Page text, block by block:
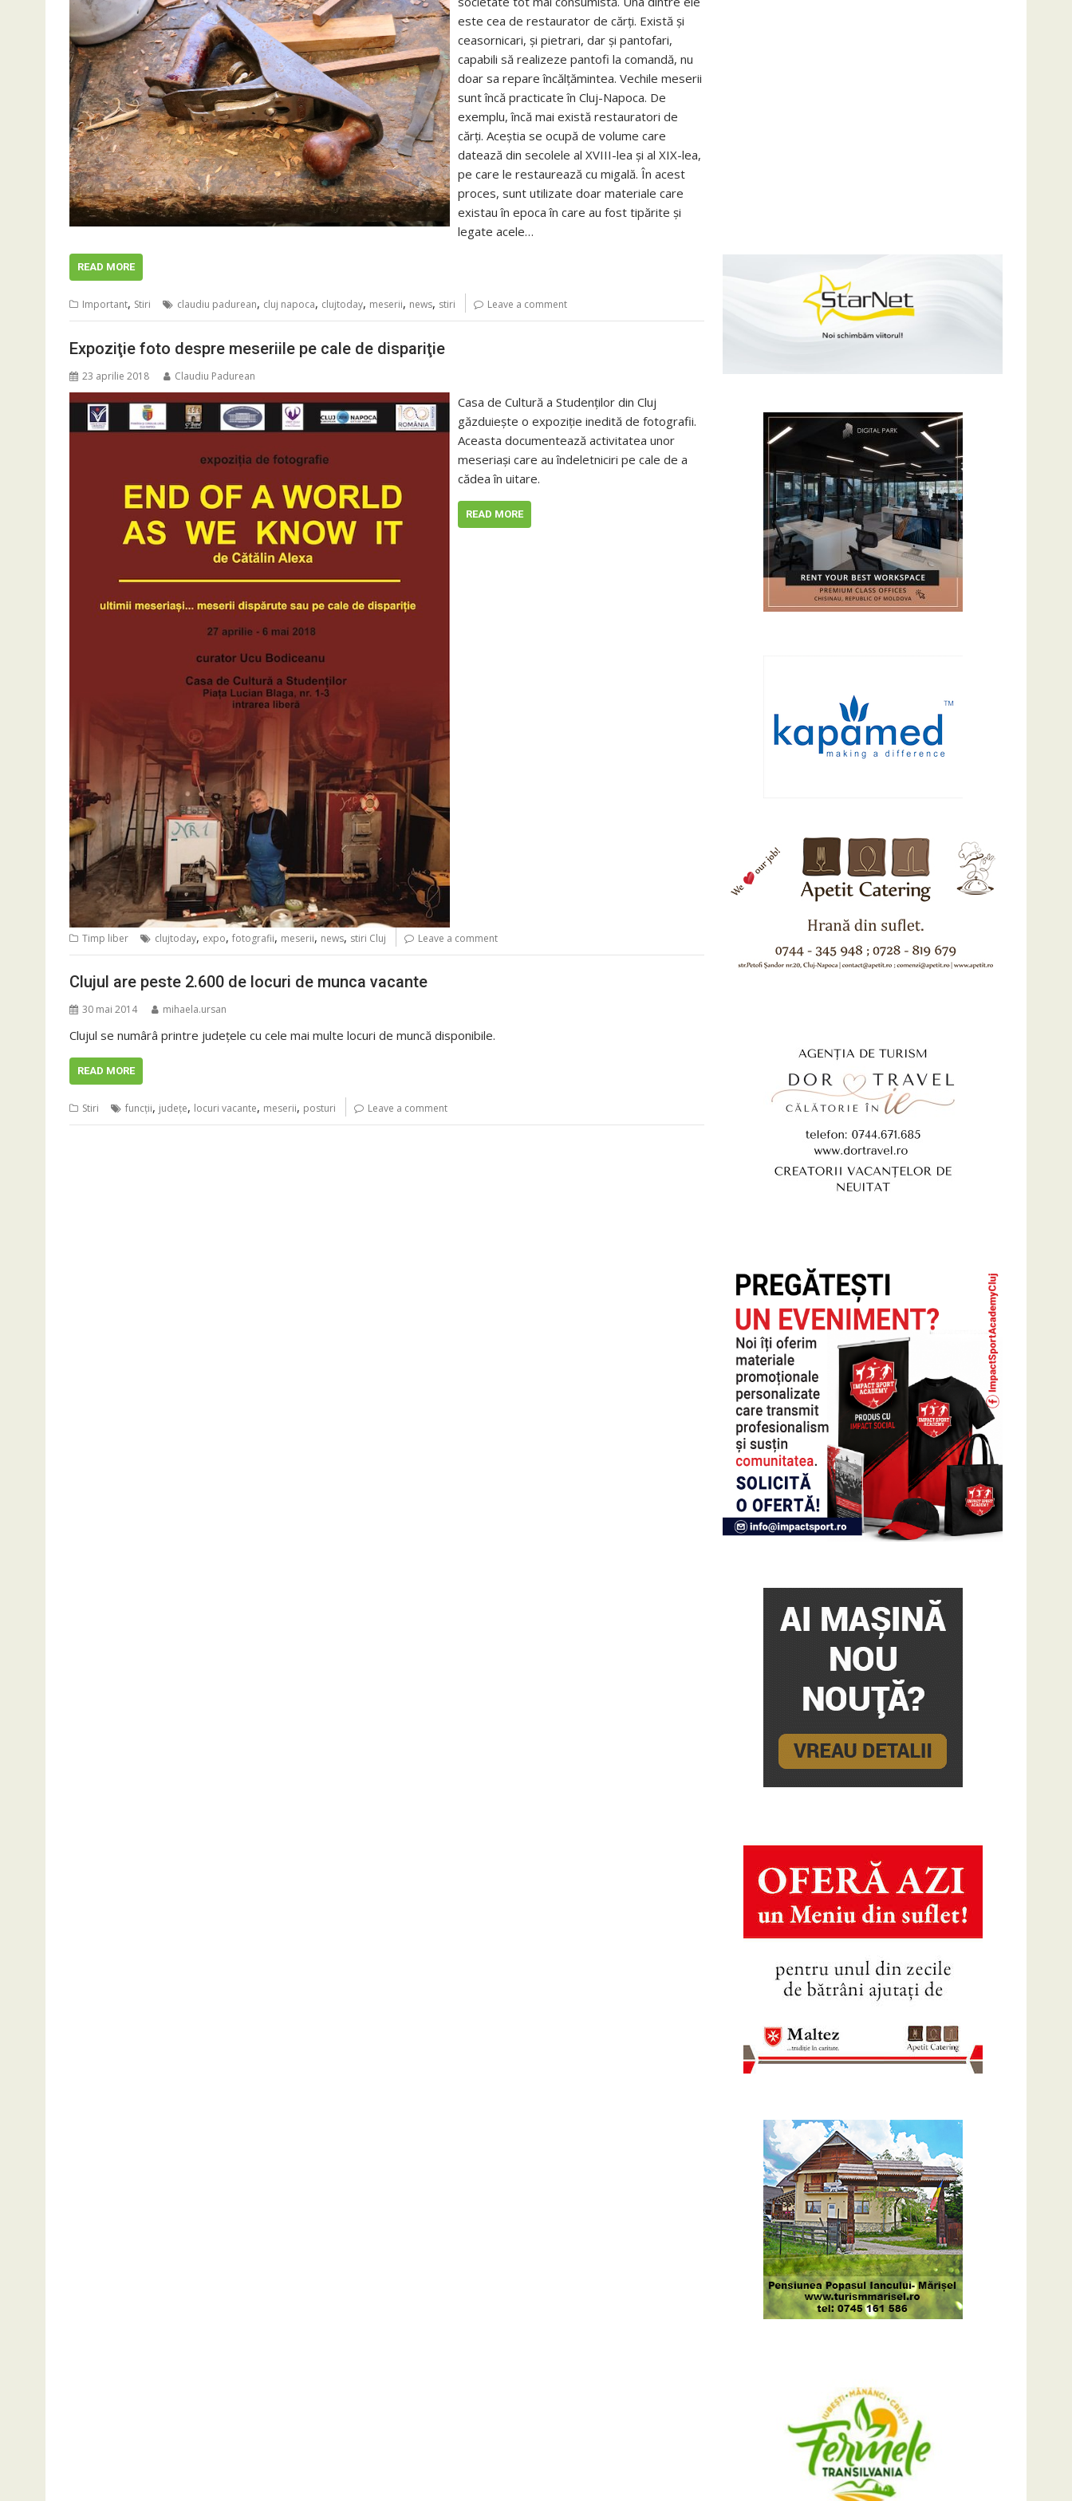
este cea de restaurator de cărți. Există și
ceasornicari, și pietrari, dar și pantofari,
capabili să realizeze pantofi la comandă, nu
doar sa repare încălțămintea. Vechile meserii
sunt încă practicate în Cluj-Napoca. De
exemplu, încă mai există restauratori de
cărți. Aceștia se ocupă de volume care
datează din secolele al XVIII-lea și al XIX-lea,
pe care le restaurează cu migală. În acest
proces, sunt utilizate doar materiale care
existau în epoca în care au fost tipărite și
legate acele…
READ MORE
Important, Stiri claudiu padurean, cluj napoca, clujtoday, meserii, news, stiri Leave a comment
Expoziţie foto despre meseriile pe cale de dispariţie
23 aprilie 2018 Claudiu Padurean
Casa de Cultură a Studenţilor din Cluj
găzduieşte o expoziţie inedită de fotografii.
Aceasta documentează activitatea unor
meseriaşi care au îndeletniciri pe cale de a
cădea în uitare.
READ MORE
Timp liber clujtoday, expo, fotografii, meserii, news, stiri Cluj Leave a comment
Clujul are peste 2.600 de locuri de munca vacante
30 mai 2014 mihaela.ursan
Clujul se numârâ printre judeţele cu cele mai multe locuri de muncă disponibile.
READ MORE
Stiri funcţii, judeţe, locuri vacante, meserii, posturi Leave a comment